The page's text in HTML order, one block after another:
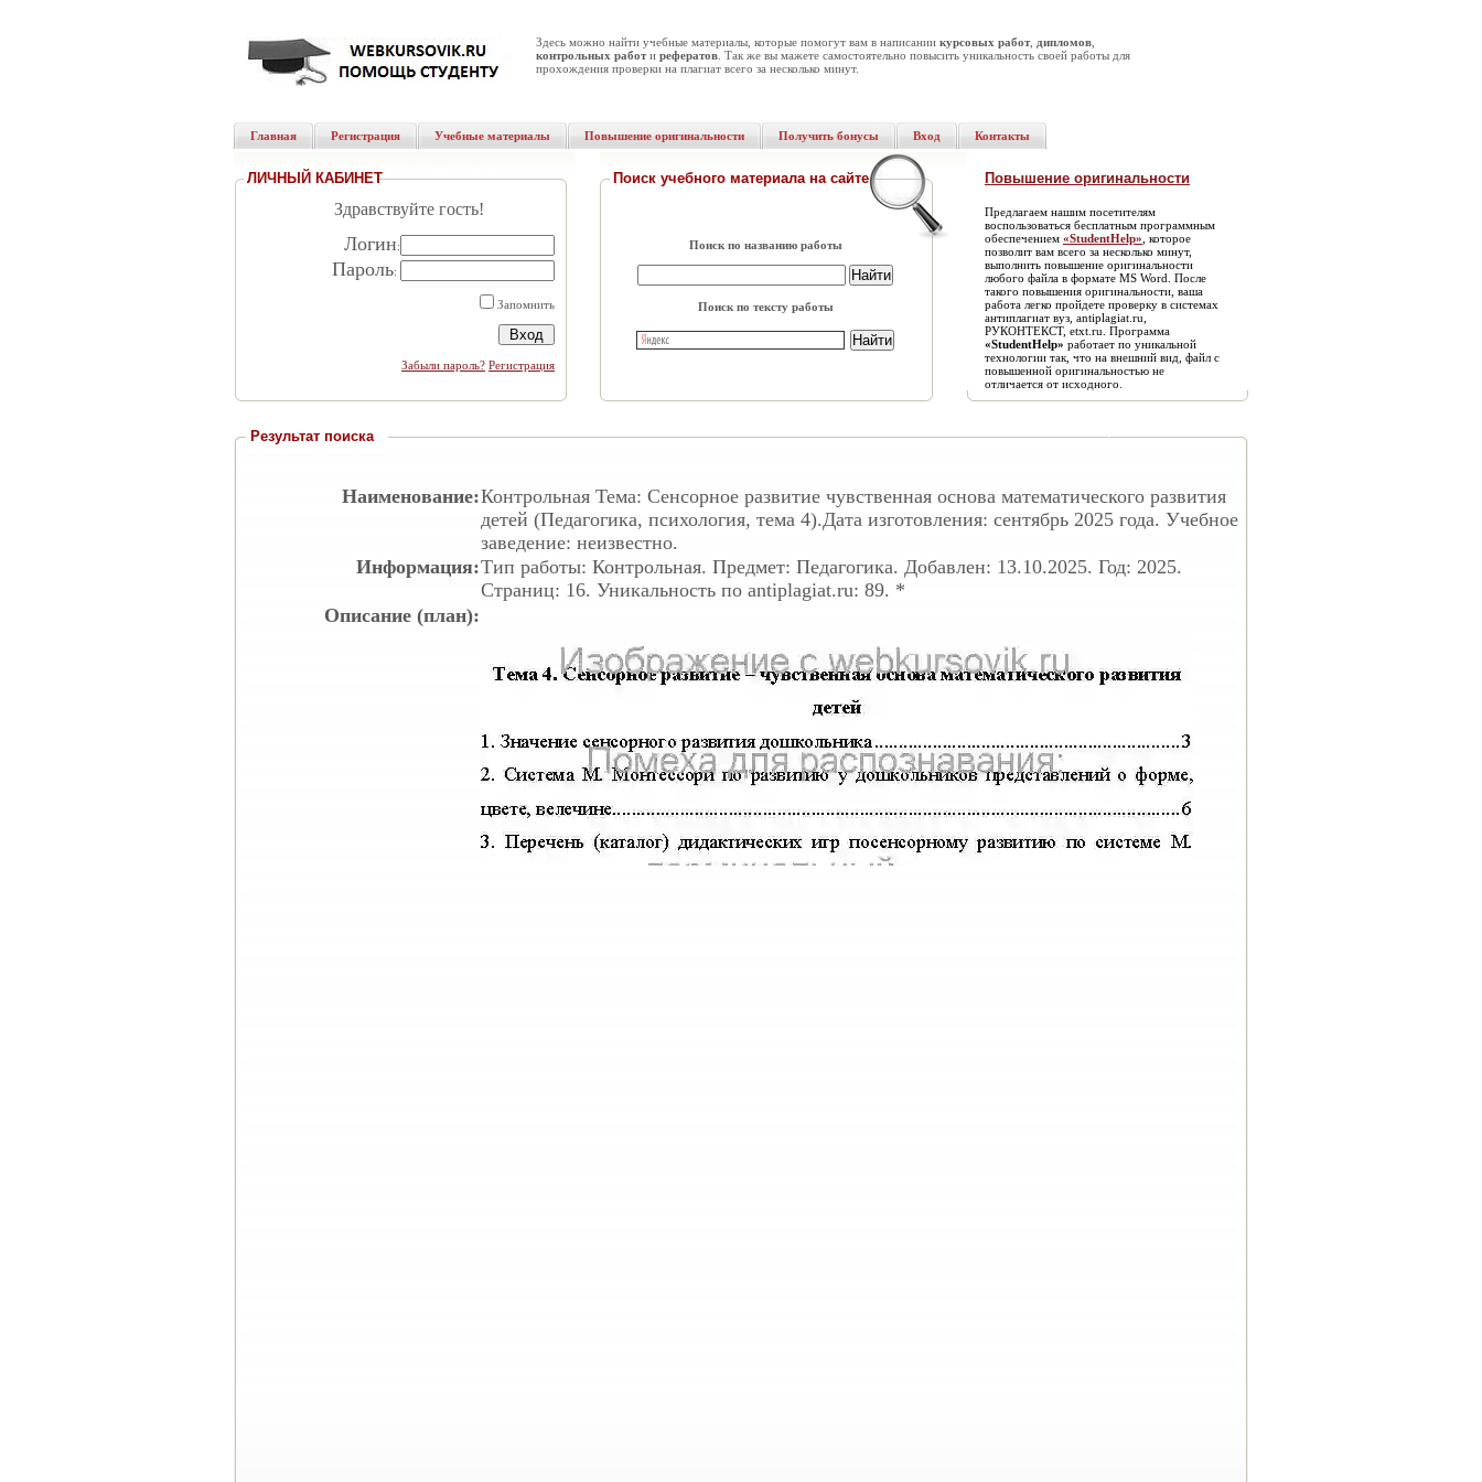
Здесь можно найти учебные материалы, которые помогут вам в написании курсовых работ, дипломов
контрольных работи рефератов . Так же вы мажете самостоятельно повысить уникальность своей работы для
прохождения проверки на плагиат всего за несколько минут.
Главная Регистрация Учебные материалы Повышение оригинальности Получить бонусы Вход Контакты
ЛИЧНЫЙ КАБИНЕТ
Здравствуйте гость!
Логин:
Пароль:
Запомнить
Забыли пароль? Регистрация
Поиск учебного материала на сайте
Поиск по названию работы
Поиск по тексту работы
Повышение оригинальности
Предлагаем нашим посетителям
воспользоваться бесплатным программным
обеспечением «StudentHelp» , которое
позволит вам всего за несколько минут,
выполнить повышение оригинальности
любого файла в формате MS Word. После
такого повышения оригинальности, ваша
работа легко пройдете проверку в системах
антиплагиат вуз, antiplagiat.ru,
РУКОНТЕКСТ, etxt.ru. Программа
«StudentHelp» работает по уникальной
технологии так, что на внешний вид, файл с
повышенной оригинальностью не
отличается от исходного.
Результат поиска
Наименование:Контрольная Тема: Сенсорное развитие чувственная основа математического развития
детей (Педагогика, психология, тема 4).Дата изготовления: сентябрь 2025 года. Учебное
заведение: неизвестно.
Информация:Тип работы: Контрольная. Предмет: Педагогика. Добавлен: 13.10.2025. Год: 2025.
Страниц: 16. Уникальность по antiplagiat.ru: 89. *
Описание (план):